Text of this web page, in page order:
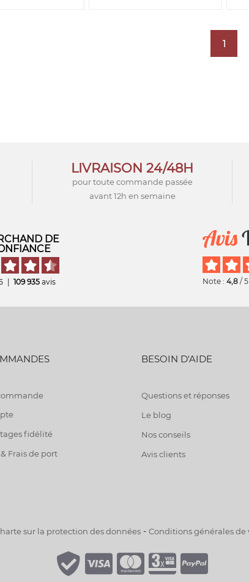
1
LIVRAISON 24/48H
pour toute commande passée
avant 12h en semaine
DE
109 935 avis Note : 4,8 / 5
fidélité
Frais de port
BESOIN D'AIDE
Questions et réponses
Le blog
Nos conseils
Avis clients
sur la protection des données- Conditions générales de